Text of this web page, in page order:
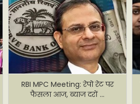
RBI MPC Meeting: रेपो रेट पर
फैसला आज, ब्याज दरों ...